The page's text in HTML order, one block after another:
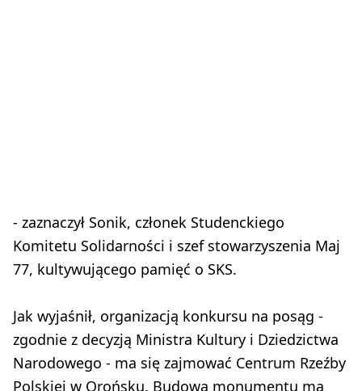
- zaznaczył Sonik, członek Studenckiego
Komitetu Solidarności i szef stowarzyszenia Maj
77, kultywującego pamięć o SKS.
Jak wyjaśnił, organizacją konkursu na posąg -
zgodnie z decyzją Ministra Kultury i Dziedzictwa
Narodowego - ma się zajmować Centrum Rzeźby
Polskiej w Orońsku. Budowa monumentu ma